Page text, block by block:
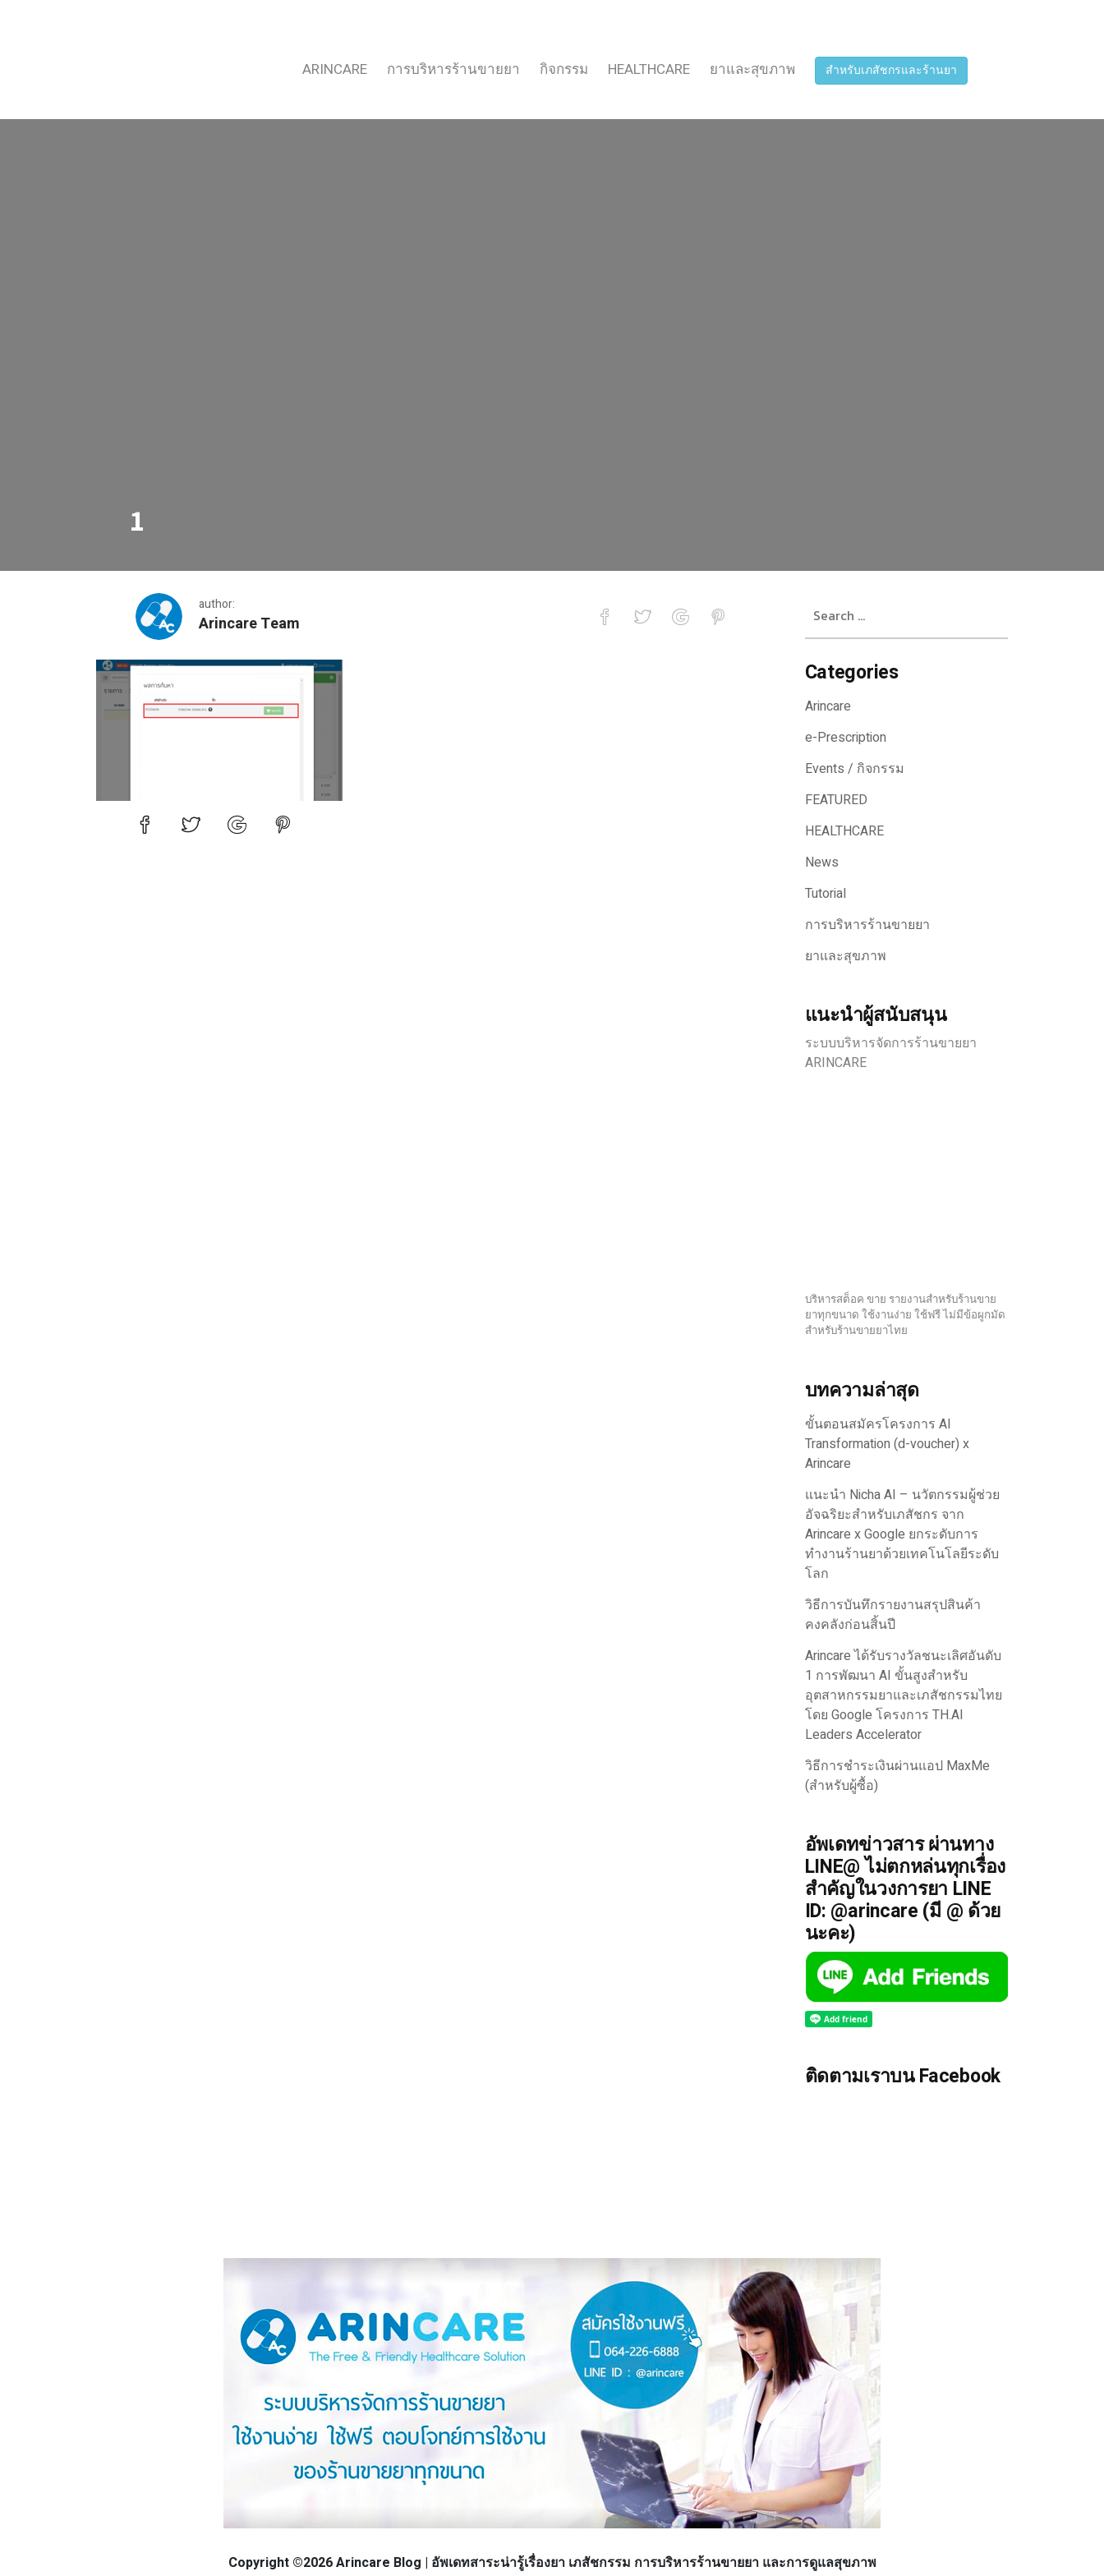
ARINCARE การบริหารร้านขายยา กิจกรรม HEALTHCARE ยาและสุขภาพ สำหรับเภสัชกรและร้านยา
1
author:
Arincare Team
1
for:
Categories
Arincare
e-Prescription
Events / กิจกรรม
FEATURED
HEALTHCARE
News
Tutorial
การบริหารร้านขายยา
ยาและสุขภาพ
แนะนำผู้สนับสนุน
ระบบบริหารจัดการร้านขายยา
ARINCARE
บริหารสต็อค ขาย รายงานสำหรับร้านขาย
ยาทุกขนาด ใช้งานง่าย ใช้ฟรี ไม่มีข้อผูกมัด
สำหรับร้านขายยาไทย
บทความล่าสุด
ขั้นตอนสมัครโครงการ AI
Transformation (d-voucher) x
Arincare
แนะนำ Nicha AI – นวัตกรรมผู้ช่วย
อัจฉริยะสำหรับเภสัชกร จาก
Arincare x Google ยกระดับการ
ทำงานร้านยาด้วยเทคโนโลยีระดับ
โลก
วิธีการบันทึกรายงานสรุปสินค้า
คงคลังก่อนสิ้นปี
Arincare ได้รับรางวัลชนะเลิศอันดับ
1 การพัฒนา AI ขั้นสูงสำหรับ
อุตสาหกรรมยาและเภสัชกรรมไทย
โดย Google โครงการ TH.AI
Leaders Accelerator
วิธีการชำระเงินผ่านแอป MaxMe
(สำหรับผู้ซื้อ)
อัพเดทข่าวสาร ผ่านทาง
LINE@ ไม่ตกหล่นทุกเรื่อง
สำคัญในวงการยา LINE
ID: @arincare (มี @ ด้วย
นะคะ)
ติดตามเราบน Facebook
Copyright ©2026 Arincare Blog | อัพเดทสาระน่ารู้เรื่องยา เภสัชกรรม การบริหารร้านขายยา และการดูแลสุขภาพ